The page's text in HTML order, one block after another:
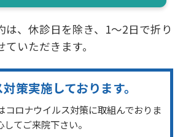
において、予約手続き、予約管
及びEメールによる情報提供、
用したマーケティング活動の
等に基づく要請の範囲を超え
せん。
供・委託）
は、休診日を除き、1〜2日で折り
いただきます。
策実施しております。
コロナウイルス対策に取組んでおりま
してご来院下さい。